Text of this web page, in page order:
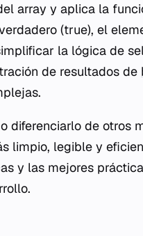
array y aplica la
(true), el
la lógica de
de resultados de
diferenciarlo de otros
limpio, legible y
y las mejores